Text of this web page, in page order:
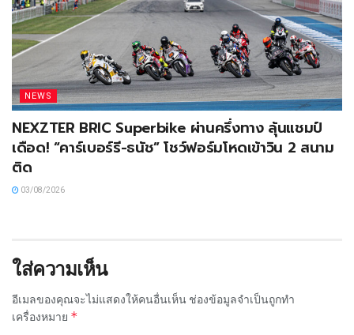
NEWS
NEXZTER BRIC Superbike ผ่านครึ่งทาง ลุ้นแชมป์
เดือด! “คาร์เบอร์รี-ธนัช” โชว์ฟอร์มโหดเข้าวิน 2 สนาม
ติด
03/08/2026
ใส่ความเห็น
อีเมลของคุณจะไม่แสดงให้คนอื่นเห็น ช่องข้อมูลจำเป็นถูกทำ
เครื่องหมาย *